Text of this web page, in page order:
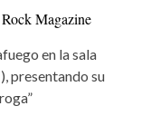
Magazine
en la sala
presentando su